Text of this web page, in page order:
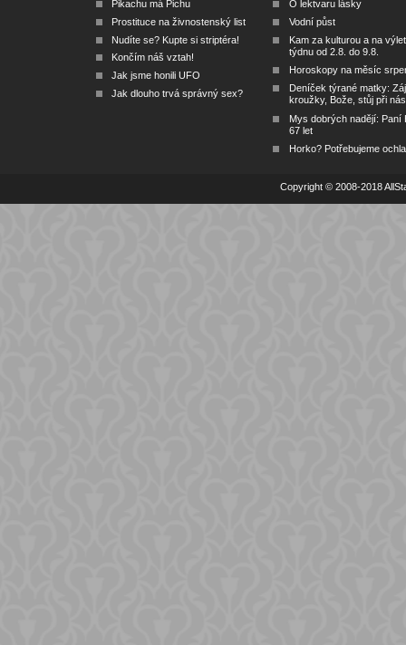
Pikachu má Pichu
Prostituce na živnostenský list
Nudíte se? Kupte si striptéra!
Končím náš vztah!
Jak jsme honili UFO
Jak dlouho trvá správný sex?
O lektvaru lásky
Vodní půst
Kam za kulturou a na
týdnu od 2.8. do 9.8.
Horoskopy na měsíc
Deníček týrané matky:
kroužky, Bože, stůj při nás
Mys dobrých nadějí: Paní
67 let
Horko? Potřebujeme
Copyright © 2008-2018